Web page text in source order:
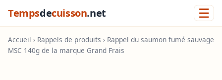
Tempsdecuisson.net ☰
Accueil › Rappels de produits › Rappel du saumon fumé sauvage
MSC 140g de la marque Grand Frais